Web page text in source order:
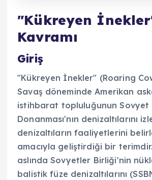
"Kükreyen
Kavramı
Giriş
"Kükreyen İnekler" (Roaring
Savaş döneminde Amerikan
istihbarat topluluğunun Sovyet
Donanması'nın denizaltılarını
denizaltıların faaliyetlerini
amacıyla geliştirdiği bir
aslında Sovyetler Birliği'nin
balistik füze denizaltılarını